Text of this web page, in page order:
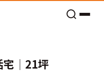
宅│21坪